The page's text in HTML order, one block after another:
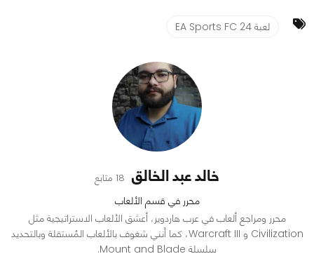
لعبة EA Sports FC 24
خالد عبد الخالق 18 متابع
محرر في قسم الألعاب
محرر ومراجع ألعاب في عرب هاردوير، أعشق الألعاب الاستراتيجية مثل
Civilization و Warcraft III، كما أنني شغوف بالألعاب المُستقلة وبالتحديد
سلسلة Mount and Blade.